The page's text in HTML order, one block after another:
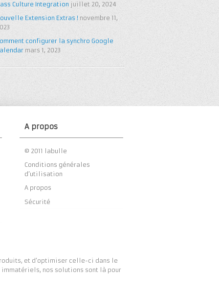
Culture Integration juillet 20, 2024
Extension Extras ! novembre 11,
configurer la synchro Google
mars 1, 2023
A propos
© 2011 labulle
Conditions générales
d’utilisation
A propos
Sécurité
et d’optimiser celle-ci dans le
immatériels, nos solutions sont là pour